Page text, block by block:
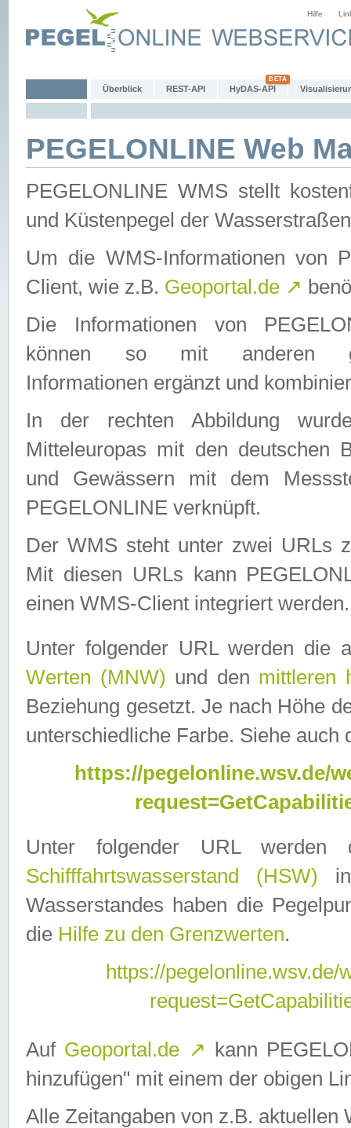
Hilfe
Überblick REST-API HyDAS-API
PEGELONLINE Web
PEGELONLINE WMS stellt
und Küstenpegel der
Um die WMS-Informationen von
Client, wie z.B. Geoportal.de ↗
Die Informationen von
können so mit anderen
Informationen ergänzt und
In der rechten Abbildung
Mitteleuropas mit den deutschen
und Gewässern mit dem
PEGELONLINE verknüpft.
Der WMS steht unter zwei URLs
Mit diesen URLs kann
einen WMS-Client integriert werden.
Unter folgender URL werden die
Werten (MNW) und den mittleren
Beziehung gesetzt. Je nach Höhe
unterschiedliche Farbe. Siehe auch
https://pegelonline.wsv.de/
Unter folgender URL
Schifffahrtswasserstand (HSW)
Wasserstandes haben die
die Hilfe zu den Grenzwerten.
https://
Auf Geoportal.de ↗ kann
hinzufügen" mit einem der obigen
Alle Zeitangaben von z.B. aktuellen